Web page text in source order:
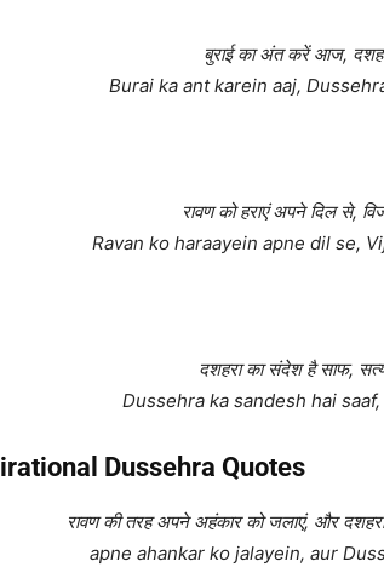
बुराई का अंत करें आज,
Burai ka ant karein aaj,
रावण को हराएं अपने दिल से,
Ravan ko haraayein apne dil se,
दशहरा का संदेश है साफ,
Dussehra ka sandesh hai
Dussehra Quotes
रावण की तरह अपने अहंकार को जलाएं,
apne ahankar ko jalayein, aur